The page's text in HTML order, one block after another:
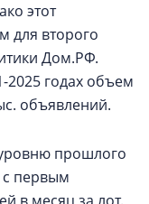
этот
для второго
Дом.РФ.
2025 годах объем
объявлений.
прошлого
с первым